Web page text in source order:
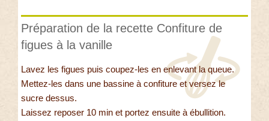
Préparation de la recette Confiture de
figues à la vanille
Lavez les figues puis coupez-les en enlevant la queue.
Mettez-les dans une bassine à confiture et versez le
sucre dessus.
Laissez reposer 10 min et portez ensuite à ébullition.